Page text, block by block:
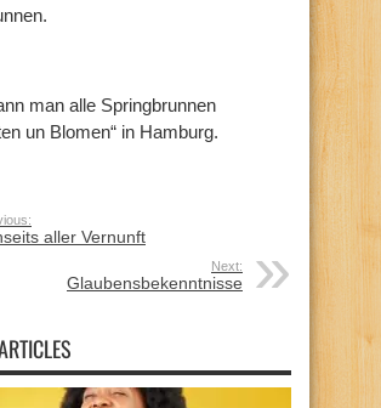
man alle Springbrunnen
un Blomen“ in Hamburg.
aller Vernunft
Next:
Glaubensbekenntnisse